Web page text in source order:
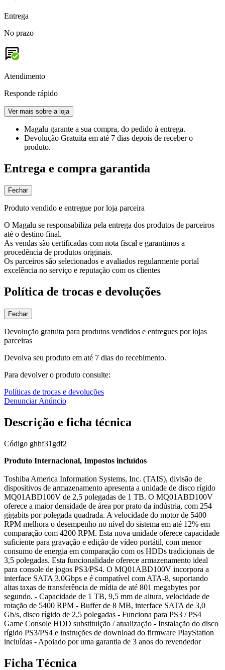
Entrega
No prazo
Atendimento
Responde rápido
Ver mais sobre a loja
Magalu garante a sua compra, do pedido à entrega.
Devolução Gratuita em até 7 dias depois de receber o
produto.
Entrega e compra garantida
Fechar
Produto vendido e entregue por loja parceira
O Magalu se responsabiliza pela entrega dos produtos de parceiros
até o destino final.
As vendas são certificadas com nota fiscal e garantimos a
procedência de produtos originais.
Os parceiros são selecionados e avaliados regularmente portal
excelência no serviço e reputação com os clientes
Política de trocas e devoluções
Fechar
Devolução gratuita para produtos vendidos e entregues por lojas
parceiras
Devolva seu produto em até 7 dias do recebimento.
Para devolver o produto consulte:
Políticas de trocas e devoluções
Denunciar Anúncio
Descrição e ficha técnica
Código ghhf31gdf2
Produto Internacional, Impostos incluídos
Toshiba America Information Systems, Inc. (TAIS), divisão de
dispositivos de armazenamento apresenta a unidade de disco rígido
MQ01ABD100V de 2,5 polegadas de 1 TB. O MQ01ABD100V
oferece a maior densidade de área por prato da indústria, com 254
gigabits por polegada quadrada. A velocidade do motor de 5400
RPM melhora o desempenho no nível do sistema em até 12% em
comparação com 4200 RPM. Esta nova unidade oferece capacidade
suficiente para gravação e edição de vídeo portátil, com menor
consumo de energia em comparação com os HDDs tradicionais de
3,5 polegadas. Esta funcionalidade oferece armazenamento ideal
para console de jogos PS3/PS4. O MQ01ABD100V incorpora a
interface SATA 3.0Gbps e é compatível com ATA-8, suportando
altas taxas de transferência de mídia de até 801 megabytes por
segundo. - Capacidade de 1 TB, 9,5 mm de altura, velocidade de
rotação de 5400 RPM - Buffer de 8 MB, interface SATA de 3,0
Gb/s, disco rígido de 2,5 polegadas - Funciona para PS3 / PS4
Game Console HDD substituição / atualização - Instalação do disco
rígido PS3/PS4 e instruções de download do firmware PlayStation
incluídas - Apoiado por uma garantia de 3 anos do revendedor
Ficha Técnica